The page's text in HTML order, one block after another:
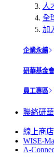
人
全
加
企業永續
研華基金會
員工專區
聯絡研華
線上商店
WISE-
A-